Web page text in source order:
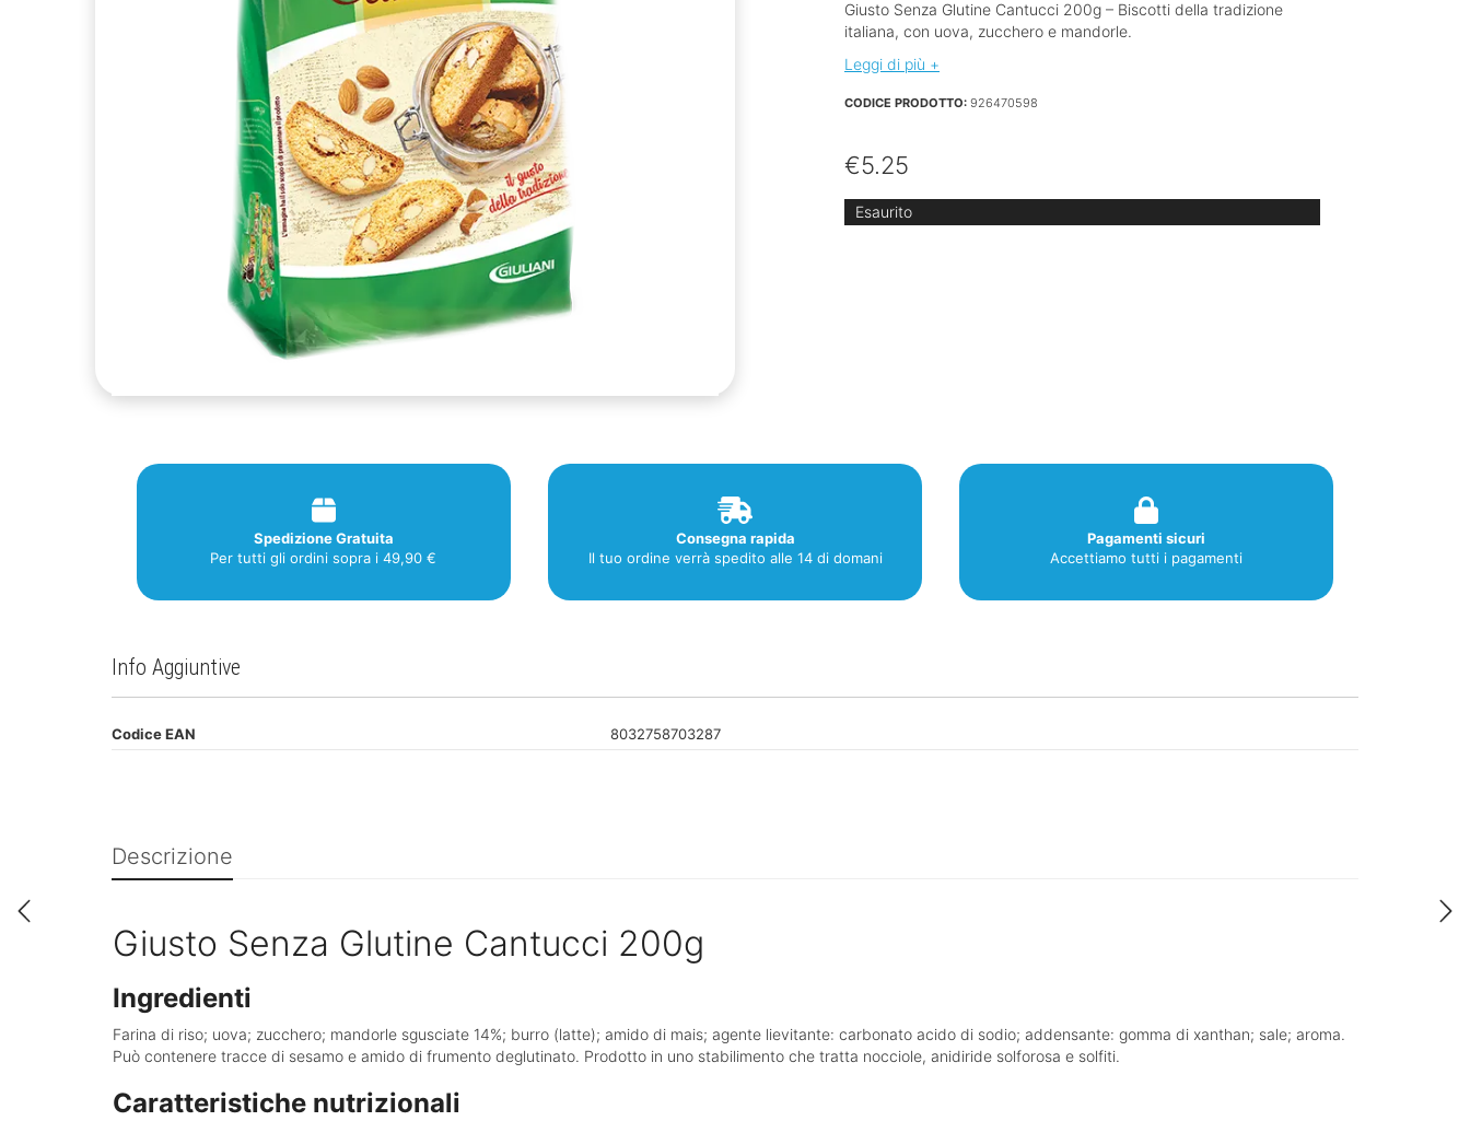
Giusto Senza Glutine Cantucci 200g – Biscotti della tradizione
italiana, con uova, zucchero e mandorle.
Leggi di più +
CODICE PRODOTTO: 926470598
€5.25
Esaurito
Spedizione Gratuita
Per tutti gli ordini sopra i 49,90 €
Consegna rapida
Il tuo ordine verrà spedito alle 14 di domani
Pagamenti sicuri
Accettiamo tutti i pagamenti
Info Aggiuntive
Codice EAN 8032758703287
Descrizione
Giusto Senza Glutine Cantucci 200g
Ingredienti
Farina di riso; uova; zucchero; mandorle sgusciate 14%; burro (latte); amido di mais; agente lievitante: carbonato acido di sodio; addensante: gomma di xanthan; sale; aroma.
Può contenere tracce di sesamo e amido di frumento deglutinato. Prodotto in uno stabilimento che tratta nocciole, anidiride solforosa e solfiti.
Caratteristiche nutrizionali